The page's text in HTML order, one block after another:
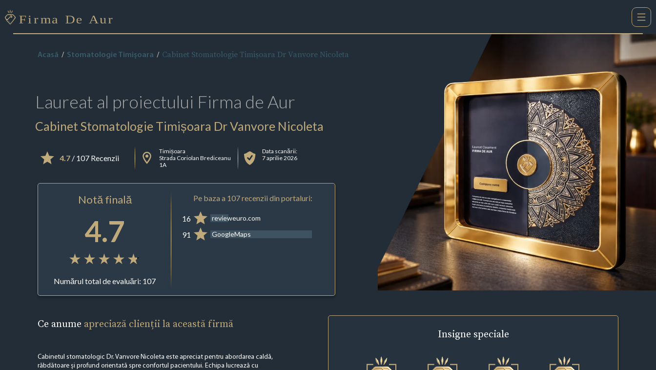
Acasă Stomatologie Timişoara Cabinet Stomatologie Timișoara Dr Vanvore Nicoleta
Laureat al proiectului Firma de Aur
Cabinet Stomatologie Timișoara Dr Vanvore Nicoleta
4.7/ 107 Recenzii
Timișoara
Strada Coriolan Brediceanu
1A
Data scanării:
7 aprilie 2026
Notă finală
4.7
Numărul total de evaluări: 107
Pe baza a 107 recenzii din portaluri:
16 revieweuro.com
91 GoogleMaps
Ce anume apreciază clienții la această firmă
Cabinetul stomatologic Dr. Vanvore Nicoleta este apreciat pentru abordarea caldă,
răbdătoare și profund orientată spre confortul pacientului. Echipa lucrează cu
Insigne speciale